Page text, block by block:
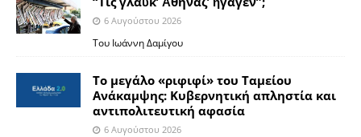
6 Αυγούστου 2026
Του Ιωάννη Δαμίγου
Το μεγάλο «ριφιφί» του Ταμείου
Ανάκαμψης: Κυβερνητική απληστία και
αντιπολιτευτική αφασία
6 Αυγούστου 2026